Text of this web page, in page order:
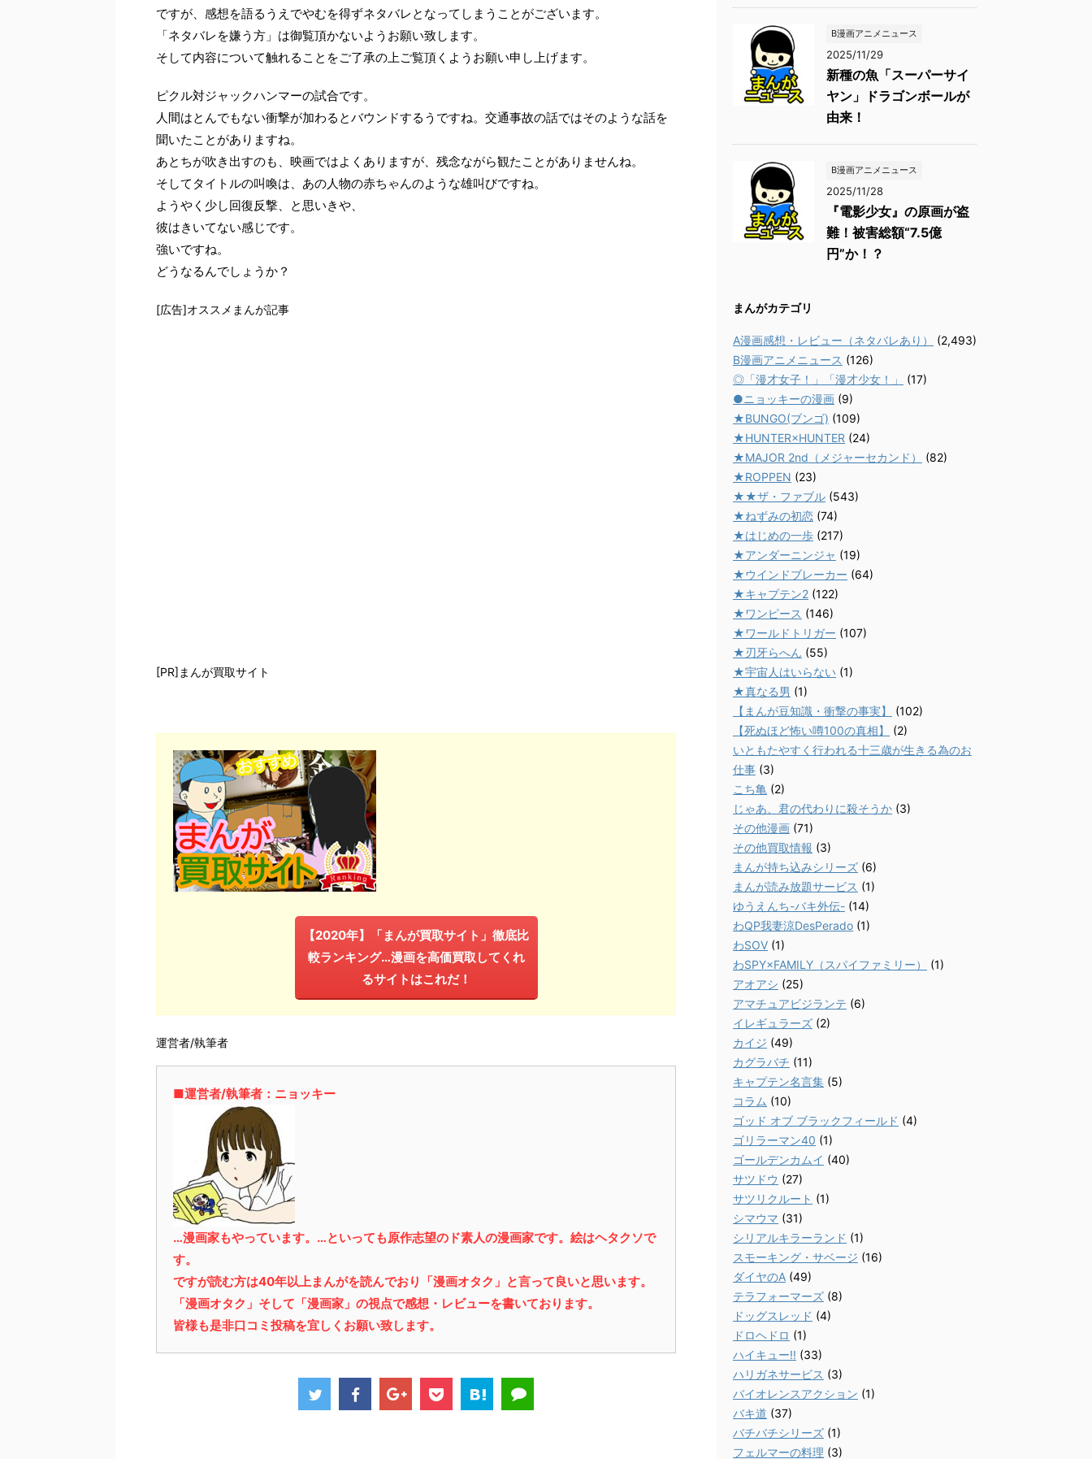
ですが、感想を語るうえでやむを得ずネタバレとなってしまうことがございます。
「ネタバレを嫌う方」は御覧頂かないようお願い致します。
そして内容について触れることをご了承の上ご覧頂くようお願い申し上げます。
ピクル対ジャックハンマーの試合です。
人間はとんでもない衝撃が加わるとバウンドするうですね。交通事故の話ではそのような話を
聞いたことがありますね。
あとちが吹き出すのも、映画ではよくありますが、残念ながら観たことがありませんね。
そしてタイトルの叫喚は、あの人物の赤ちゃんのような雄叫びですね。
ようやく少し回復反撃、と思いきや、
彼はきいてない感じです。
強いですね。
どうなるんでしょうか？
[広告]オススメまんが記事
[PR]まんが買取サイト
【2020年】「まんが買取サイト」徹底比
較ランキング…漫画を高価買取してくれ
るサイトはこれだ！
運営者/執筆者
■運営者/執筆者：ニョッキー
…漫画家もやっています。…といっても原作志望のド素人の漫画家です。絵はヘタクソで
す。
ですが読む方は40年以上まんがを読んでおり「漫画オタク」と言って良いと思います。
「漫画オタク」そして「漫画家」の視点で感想・レビューを書いております。
皆様も是非口コミ投稿を宜しくお願い致します。
B漫画アニメニュース
2025/11/29
新種の魚「スーパーサイ
ヤン」ドラゴンボールが
由来！
B漫画アニメニュース
2025/11/28
『電影少女』の原画が盗
難！被害総額“7.5億
円”か！？
まんがカテゴリ
A漫画感想・レビュー（ネタバレあり）
(2,493)
B漫画アニメニュース (126)
◎「漫才女子！」「漫才少女！」
(17)
●ニョッキーの漫画 (9)
★BUNGO(ブンゴ) (109)
★HUNTER×HUNTER (24)
★MAJOR 2nd（メジャーセカンド）
(82)
★ROPPEN (23)
★★ザ・ファブル (543)
★ねずみの初恋 (74)
★はじめの一歩 (217)
★アンダーニンジャ (19)
★ウインドブレーカー (64)
★キャプテン2 (122)
★ワンピース (146)
★ワールドトリガー (107)
★刃牙らへん (55)
★宇宙人はいらない (1)
★真なる男 (1)
【まんが豆知識・衝撃の事実】
(102)
【死ぬほど怖い噂100の真相】
(2)
いともたやすく行われる十三歳が生きる為のお
仕事 (3)
こち亀 (2)
じゃあ、君の代わりに殺そうか (3)
その他漫画 (71)
その他買取情報 (3)
まんが持ち込みシリーズ (6)
まんが読み放題サービス (1)
ゆうえんち-バキ外伝- (14)
わQP我妻涼DesPerado (1)
わSOV (1)
わSPY×FAMILY（スパイファミリー）
(1)
アオアシ (25)
アマチュアビジランテ (6)
イレギュラーズ (2)
カイジ (49)
カグラバチ (11)
キャプテン名言集 (5)
コラム (10)
ゴッド オブ ブラックフィールド (4)
ゴリラーマン40 (1)
ゴールデンカムイ (40)
サツドウ (27)
サツリクルート (1)
シマウマ (31)
シリアルキラーランド (1)
スモーキング・サベージ (16)
ダイヤのA (49)
テラフォーマーズ (8)
ドッグスレッド (4)
ドロヘドロ (1)
ハイキュー!! (33)
ハリガネサービス (3)
バイオレンスアクション (1)
バキ道 (37)
バチバチシリーズ (1)
フェルマーの料理 (3)